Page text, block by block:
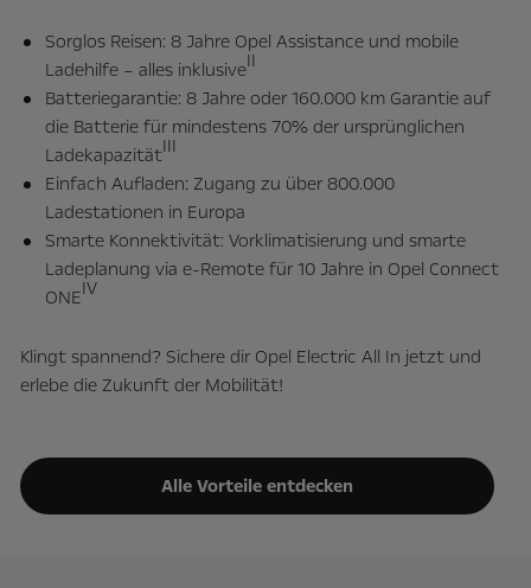
Sorglos Reisen: 8 Jahre Opel Assistance und mobile
Ladehilfe – alles inklusiveII
Batteriegarantie: 8 Jahre oder 160.000 km Garantie auf
die Batterie für mindestens 70% der ursprünglichen
LadekapazitätIII
Einfach Aufladen: Zugang zu über 800.000
Ladestationen in Europa
Smarte Konnektivität: Vorklimatisierung und smarte
Ladeplanung via e-Remote für 10 Jahre in Opel Connect
ONEIV
Klingt spannend? Sichere dir Opel Electric All In jetzt und
erlebe die Zukunft der Mobilität!
Alle Vorteile entdecken